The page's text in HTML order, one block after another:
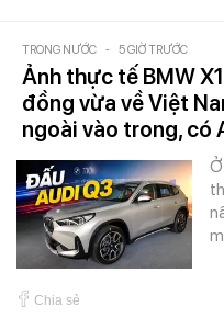
TRONG NƯỚC - 5 GIỜ TRƯỚC
Ảnh thực tế BMW
đồng vừa về Việt
ngoài vào trong, có
Chia sẻ